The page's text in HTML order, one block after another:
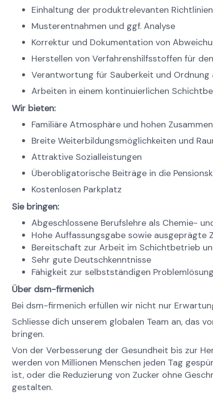
Einhaltung der produktrelevanten Richtlinien
Musterentnahmen und ggf. Analyse
Korrektur und Dokumentation von
Herstellen von Verfahrenshilfsstoffen für
Verantwortung für Sauberkeit und
Arbeiten in einem kontinuierlichen
Wir bieten:
Familiäre Atmosphäre und hohen
Breite Weiterbildungsmöglichkeiten und
Attraktive Sozialleistungen
Überobligatorische Beiträge in die
Kostenlosen Parkplatz
Sie bringen:
Abgeschlossene Berufslehre als Chemie-
Hohe Auffassungsgabe sowie ausgeprägte
Bereitschaft zur Arbeit im Schichtbetrieb
Sehr gute Deutschkenntnisse
Fähigkeit zur selbstständigen
Über dsm-firmenich
Bei dsm-firmenich erfüllen wir nicht nur
Schliesse dich unserem globalen Team an, das
bringen.
Von der Verbesserung der Gesundheit bis zur
werden von Millionen Menschen jeden Tag
ist, oder die Reduzierung von Zucker ohne
gestalten.